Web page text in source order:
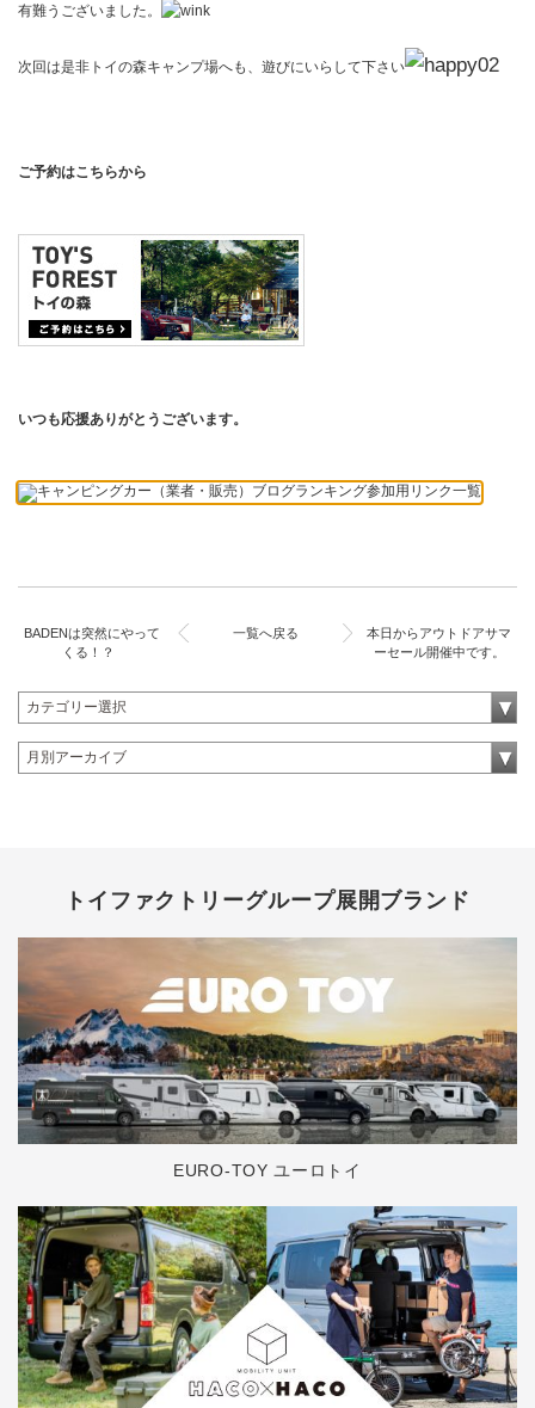
有難うございました。
次回は是非トイの森キャンプ場へも、遊びにいらして下さい
ご予約はこちらから
いつも応援ありがとうございます。
BADENは突然にやって
くる！？
一覧へ戻る
本日からアウトドアサマ
ーセール開催中です。
トイファクトリーグループ展開ブランド
EURO-TOY ユーロトイ